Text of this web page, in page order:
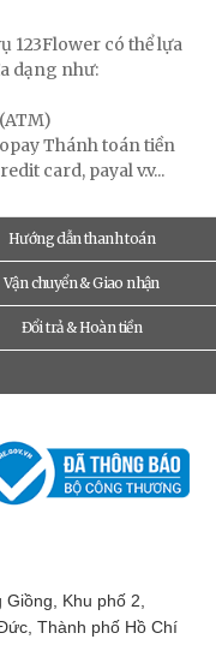
123Flower có thể lựa
dạng như:
Thánh toán tiền
card, payal v.v...
Hướng dẫn thanh toán
Vận chuyển & Giao nhận
Đổi trả & Hoàn tiền
Khu phố 2,
Thành phố Hồ Chí